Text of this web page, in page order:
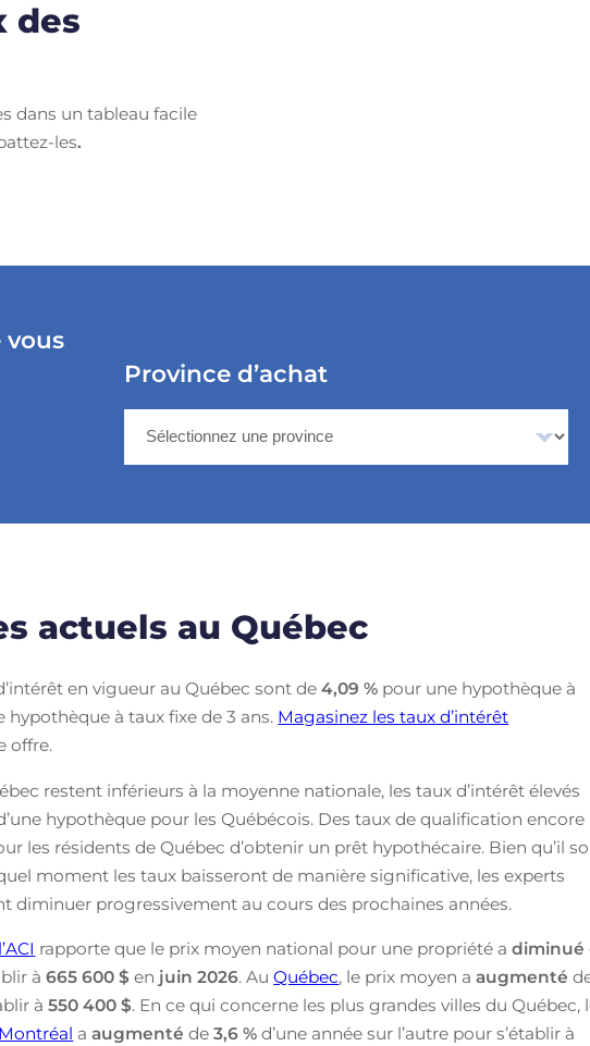
des
dans un tableau facile
les.
vous
Province d’achat
actuels au Québec
en vigueur au Québec sont de4,09 % pour une hypothèque à
hypothèque à taux fixe de 3 ans. Magasinez les taux d’intérêt
offre.
restent inférieurs à la moyenne nationale, les taux d’intérêt élevés
hypothèque pour les Québécois. Des taux de qualification encore
les résidents de Québec d’obtenir un prêt hypothécaire. Bien qu’il
moment les taux baisseront de manière significative, les experts
diminuer progressivement au cours des prochaines années.
l’ACI rapporte que le prix moyen national pour une propriété adiminué
à665 600 $ en juin 2026. AuQuébec, le prix moyen aaugmenté
à550 400 $. En ce qui concerne les plus grandes villes du Québec,
Montréal aaugmenté de3,6 % d’une année sur l’autre pour s’établir à